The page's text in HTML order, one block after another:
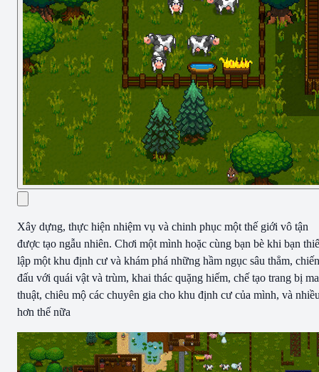
Xây dựng, thực hiện nhiệm vụ và chinh phục một thế giới vô tận
được tạo ngẫu nhiên. Chơi một mình hoặc cùng bạn bè khi bạn
lập một khu định cư và khám phá những hầm ngục sâu thẳm, chiến
đấu với quái vật và trùm, khai thác quặng hiếm, chế tạo trang bị ma
thuật, chiêu mộ các chuyên gia cho khu định cư của mình, và
hơn thế nữa